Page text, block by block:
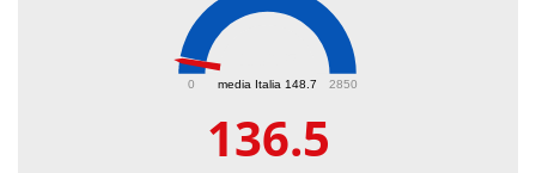
media Italia 148.7
0 2850
136.5